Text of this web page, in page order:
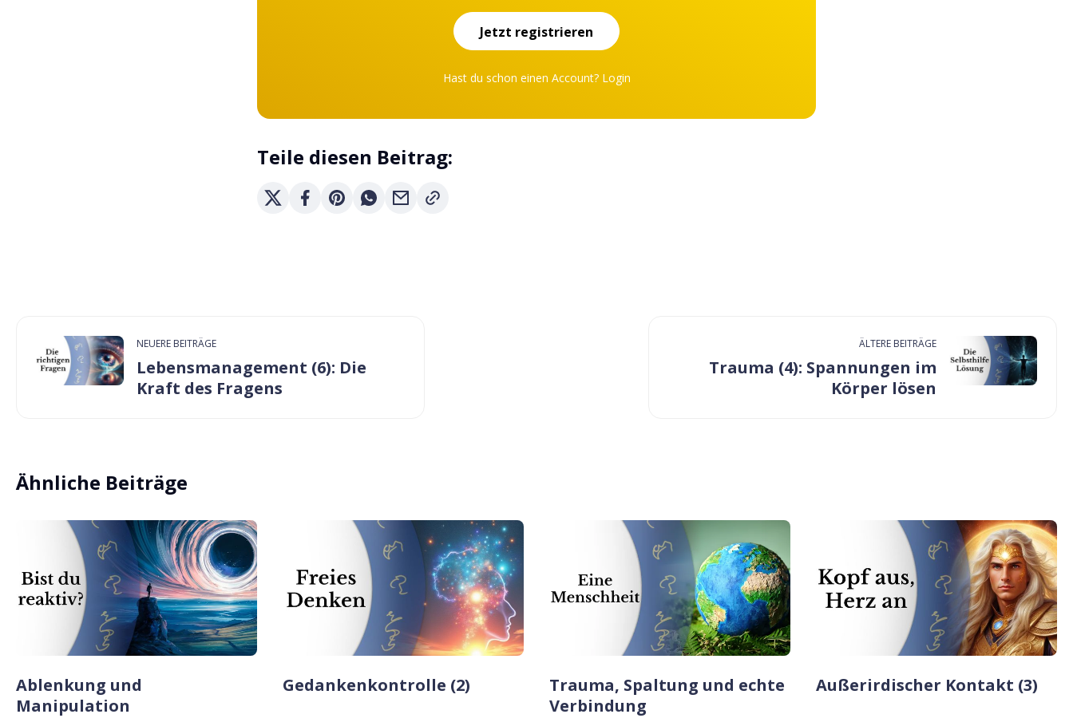
Jetzt registrieren
Hast du schon einen Account? Login
Teile diesen Beitrag:
NEUERE BEITRÄGE
Lebensmanagement (6): Die
Kraft des Fragens
ÄLTERE BEITRÄGE
Trauma (4): Spannungen im
Körper lösen
Ähnliche Beiträge
Ablenkung und
Manipulation
Gedankenkontrolle (2)
Trauma, Spaltung und echte
Verbindung
Außerirdischer Kontakt (3)